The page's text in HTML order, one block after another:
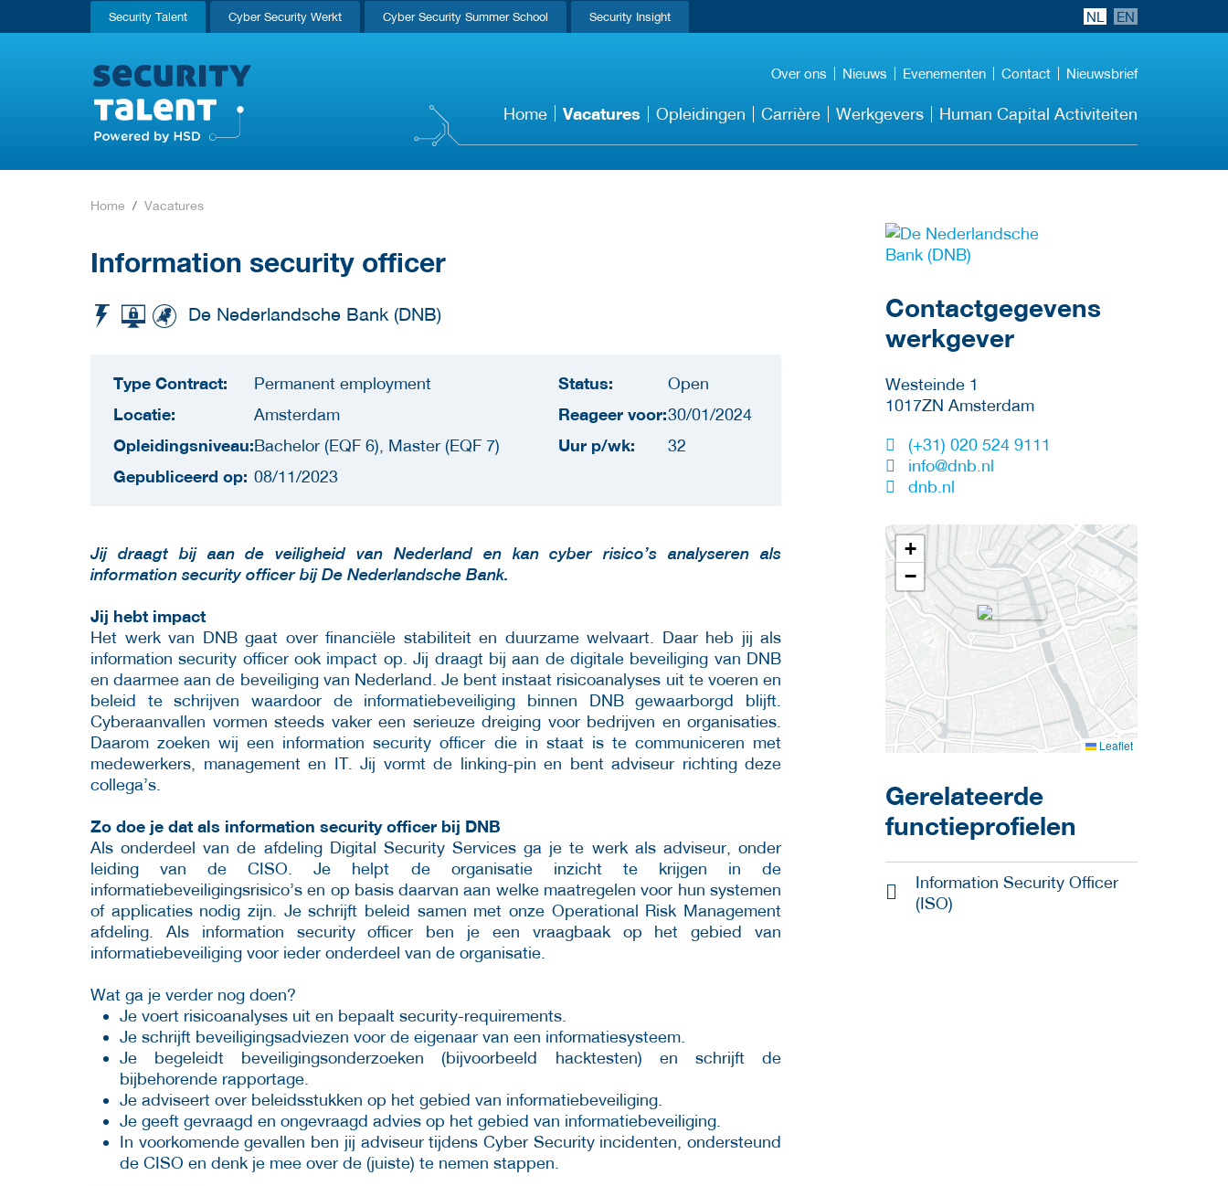
Security Talent Cyber Security Werkt Cyber Security Summer School Security Insight NL EN
Over ons Nieuws Evenementen Contact Nieuwsbrief
Home Vacatures Opleidingen Carrière Werkgevers Human Capital Activiteiten
Home Vacatures
Information security officer
De Nederlandsche Bank (DNB)
Type Contract: Permanent employment
Locatie: Amsterdam
Opleidingsniveau:Bachelor (EQF 6), Master (EQF 7)
Gepubliceerd op: 08/11/2023
Status: Open
Reageer voor:30/01/2024
Uur p/wk: 32
Jij draagt bij aan de veiligheid van Nederland en kan cyber risico’s analyseren als
information security officer bij De Nederlandsche Bank.
Jij hebt impact
Het werk van DNB gaat over financiële stabiliteit en duurzame welvaart. Daar heb jij als
information security officer ook impact op. Jij draagt bij aan de digitale beveiliging van DNB
en daarmee aan de beveiliging van Nederland. Je bent instaat risicoanalyses uit te voeren en
beleid te schrijven waardoor de informatiebeveiliging binnen DNB gewaarborgd blijft.
Cyberaanvallen vormen steeds vaker een serieuze dreiging voor bedrijven en organisaties.
Daarom zoeken wij een information security officer die in staat is te communiceren met
medewerkers, management en IT. Jij vormt de linking-pin en bent adviseur richting deze
collega’s.
Zo doe je dat als information security officer bij DNB
Als onderdeel van de afdeling Digital Security Services ga je te werk als adviseur, onder
leiding van de CISO. Je helpt de organisatie inzicht te krijgen in de
informatiebeveiligingsrisico’s en op basis daarvan aan welke maatregelen voor hun systemen
of applicaties nodig zijn. Je schrijft beleid samen met onze Operational Risk Management
afdeling. Als information security officer ben je een vraagbaak op het gebied van
informatiebeveiliging voor ieder onderdeel van de organisatie.
Wat ga je verder nog doen?
Je voert risicoanalyses uit en bepaalt security-requirements.
Je schrijft beveiligingsadviezen voor de eigenaar van een informatiesysteem.
Je begeleidt beveiligingsonderzoeken (bijvoorbeeld hacktesten) en schrijft de
bijbehorende rapportage.
Je adviseert over beleidsstukken op het gebied van informatiebeveiliging.
Je geeft gevraagd en ongevraagd advies op het gebied van informatiebeveiliging.
In voorkomende gevallen ben jij adviseur tijdens Cyber Security incidenten, ondersteund
de CISO en denk je mee over de (juiste) te nemen stappen.
Meer werkgever
details
Contactgegevens
werkgever
Westeinde 1
1017ZN Amsterdam
(+31) 020 524 9111
info@dnb.nl
dnb.nl
+
−
Leaflet
Gerelateerde
functieprofielen
Information Security Officer
(ISO)